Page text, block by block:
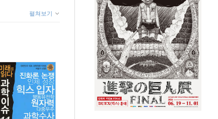
펼쳐보기